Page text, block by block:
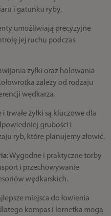
i gatunku ryby.
umożliwiają precyzyjne
jej ruchu podczas
żyłki oraz holowania
zależy od rodzaju
wędkarza.
i trwałe żyłki są kluczowe dla
grubości i
ryb, które planujemy złowić.
: Wygodne i praktyczne torby
i przechowywanie
wędkarskich.
miejsca do łowienia
kompas i lornetka mogą